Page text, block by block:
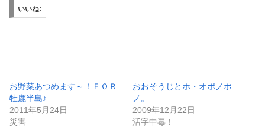
いいね:
お野菜あつめます～！ＦＯＲ
牡鹿半島♪
2011年5月24日
災害
おおそうじとホ・オポノポ
ノ。
2009年12月22日
活字中毒！